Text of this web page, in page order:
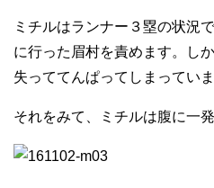
ミチルはランナー３塁の状況
に行った眉村を責めます。し
失っててんぱってしまっていま
それをみて、ミチルは腹に一